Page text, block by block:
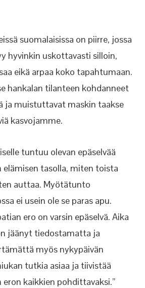
suomalaisissa on piirre, jossa
hyvinkin uskottavasti silloin,
eikä arpaa koko tapahtumaan.
hankalan tilanteen kohdanneet
ja muistuttavat maskin taakse
kasvojamme.
tuntuu olevan epäselvää
elämisen tasolla, miten toista
auttaa. Myötätunto
ei usein ole se paras apu.
ero on varsin epäselvä. Aika
jäänyt tiedostamatta ja
myös nykypäivän
tutkia asiaa ja tiivistää
kaikkien pohdittavaksi.”